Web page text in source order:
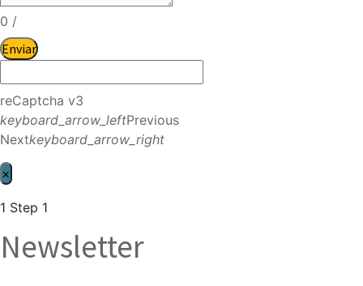
0 /
Enviar
reCaptcha v3
keyboard_arrow_leftPrevious
Nextkeyboard_arrow_right
×
1 Step 1
Newsletter